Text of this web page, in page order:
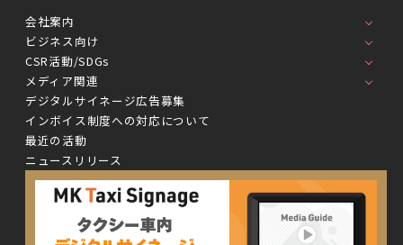
会社案内
ビジネス向け
CSR活動/SDGs
メディア関連
デジタルサイネージ広告募集
インボイス制度への対応について
最近の活動
ニュースリリース